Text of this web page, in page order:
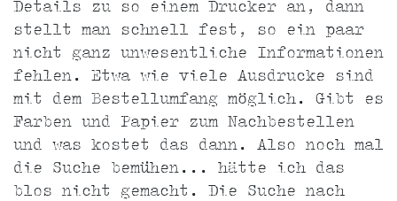
Details zu so einem Drucker an, dann
stellt man schnell fest, so ein paar
nicht ganz unwesentliche Informationen
fehlen. Etwa wie viele Ausdrucke sind
mit dem Bestellumfang möglich. Gibt es
Farben und Papier zum Nachbestellen
und was kostet das dann. Also noch mal
die Suche bemühen... hätte ich das
blos nicht gemacht. Die Suche nach